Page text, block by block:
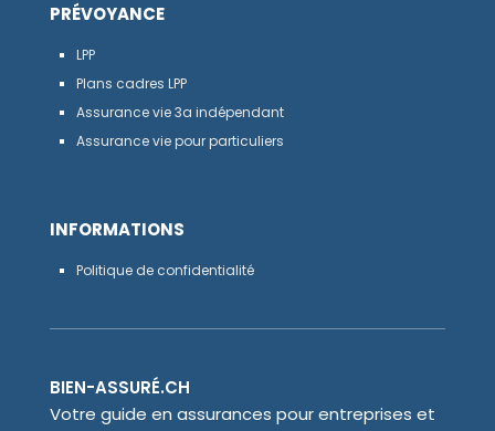
PRÉVOYANCE
LPP
Plans cadres LPP
Assurance vie 3a indépendant
Assurance vie pour particuliers
INFORMATIONS
Politique de confidentialité
BIEN-ASSURÉ.CH
Votre guide en assurances pour entreprises et